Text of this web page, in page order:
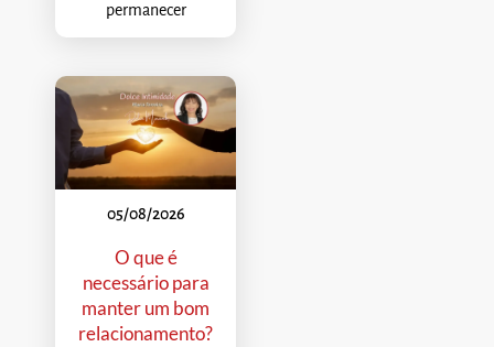
permanecer
05/08/2026
O que é
necessário para
manter um bom
relacionamento?